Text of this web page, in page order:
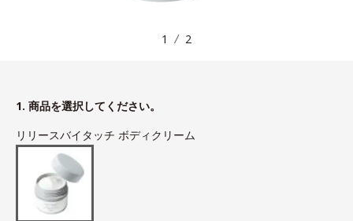
1 2
1. 商品を選択してください。
リリースバイタッチ ボディクリーム